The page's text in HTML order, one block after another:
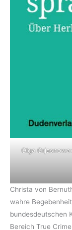
Olga
Christa von
wahre
bundesdeutschen
Bereich True